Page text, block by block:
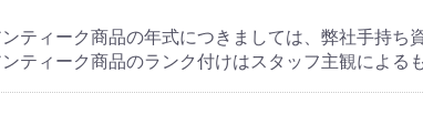
ティーク商品の年式につきましては、弊社手持ち
ティーク商品のランク付けはスタッフ主観によるも